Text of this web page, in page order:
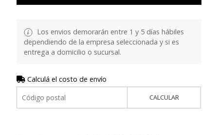
Los envios demorarán entre 1 y 5 días hábiles
dependiendo de la empresa seleccionada y si es
entrega a domicilio o sucursal.
Calculá el costo de envío
CALCULAR